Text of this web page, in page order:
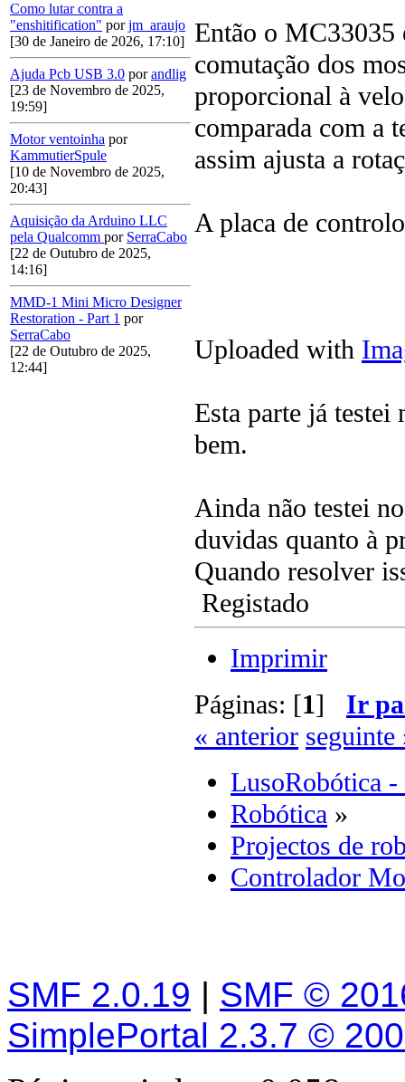
Como lutar contra a
"enshitification" porjm_araujo
[30 de Janeiro de 2026, 17:10]
Ajuda Pcb USB 3.0 porandlig
[23 de Novembro de 2025,
19:59]
Motor ventoinha por
KammutierSpule
[10 de Novembro de 2025,
20:43]
Aquisição da Arduino LLC
pela Qualcomm por SerraCabo
[22 de Outubro de 2025,
14:16]
MMD-1 Mini Micro Designer
Restoration - Part 1 por
SerraCabo
[22 de Outubro de 2025,
12:44]
Então o MC33035
comutação dos
proporcional à
comparada com a
assim ajusta a
A placa de
Uploaded with
Esta parte já
bem.
Ainda não testei
duvidas quanto à
Quando resolver
Registado
Imprimir
Páginas: [1] Ir
« anterior seguinte
LusoRobótica -
Robótica »
Projectos de
Controlador
SMF 2.0.19 | SMF ©
SimplePortal 2.3.7 ©